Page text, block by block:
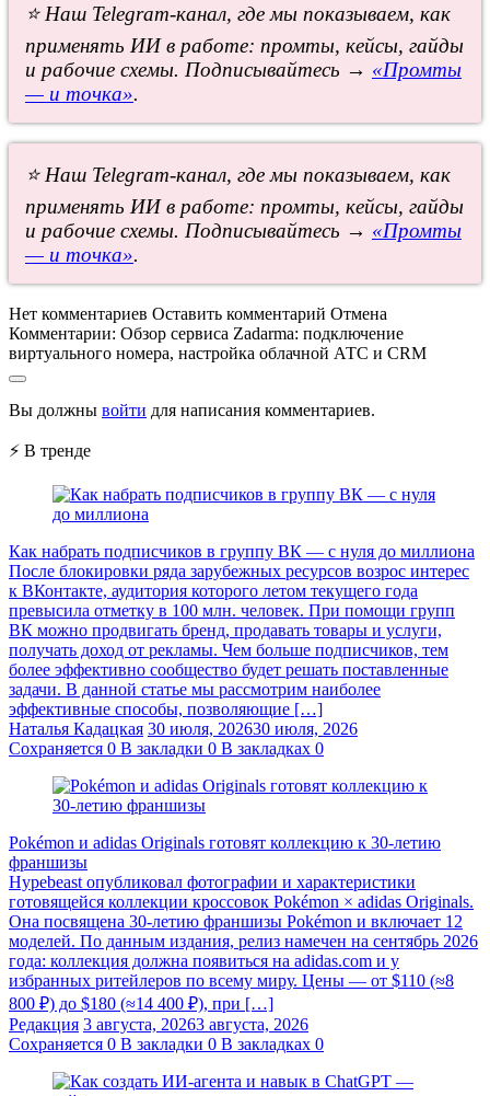
⭐ Наш Telegram-канал, где мы показываем, как
применять ИИ в работе: промты, кейсы, гайды
и рабочие схемы. Подписывайтесь → «Промты
— и точка».
⭐ Наш Telegram-канал, где мы показываем, как
применять ИИ в работе: промты, кейсы, гайды
и рабочие схемы. Подписывайтесь → «Промты
— и точка».
Нет комментариев Оставить комментарий Отмена
Комментарии: Обзор сервиса Zadarma: подключение
виртуального номера, настройка облачной АТС и CRM
Вы должны войти для написания комментариев.
⚡ В тренде
Как набрать подписчиков в группу ВК — с нуля до миллиона
После блокировки ряда зарубежных ресурсов возрос интерес
к ВКонтакте, аудитория которого летом текущего года
превысила отметку в 100 млн. человек. При помощи групп
ВК можно продвигать бренд, продавать товары и услуги,
получать доход от рекламы. Чем больше подписчиков, тем
более эффективно сообщество будет решать поставленные
задачи. В данной статье мы рассмотрим наиболее
эффективные способы, позволяющие […]
Наталья Кадацкая 30 июля, 202630 июля, 2026
Сохраняется 0 В закладки 0 В закладках 0
Pokémon и adidas Originals готовят коллекцию к 30-летию
франшизы
Hypebeast опубликовал фотографии и характеристики
готовящейся коллекции кроссовок Pokémon × adidas Originals.
Она посвящена 30-летию франшизы Pokémon и включает 12
моделей. По данным издания, релиз намечен на сентябрь 2026
года: коллекция должна появиться на adidas.com и у
избранных ритейлеров по всему миру. Цены — от $110 (≈8
800 ₽) до $180 (≈14 400 ₽), при […]
Редакция 3 августа, 20263 августа, 2026
Сохраняется 0 В закладки 0 В закладках 0